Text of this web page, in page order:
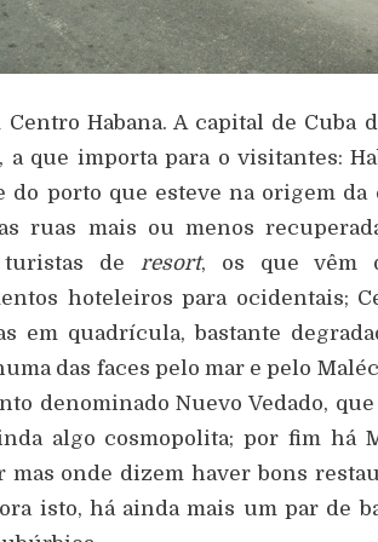
Centro Habana. A capital de Cuba
a que importa para o visitantes:
do porto que esteve na origem
ruas mais ou menos
de
resort, os que vêm
hoteleiros para ocidentais;
em quadrícula, bastante
das faces pelo mar e pelo
denominado Nuevo Vedado,
algo cosmopolita; por fim há
mas onde dizem haver bons
isto, há ainda mais um par de